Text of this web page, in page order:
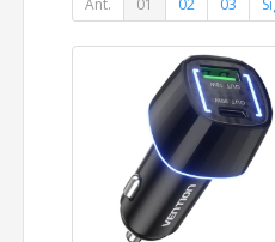
Ant. 01 02 03